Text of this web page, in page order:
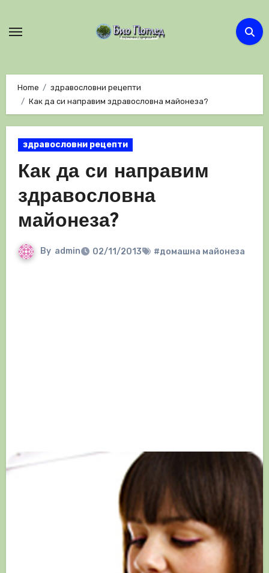
Home
здравословни рецепти
Как да си направим здравословна майонеза?
здравословни рецепти
Как да си направим
здравословна
майонеза?
By admin 02/11/2013 #домашна майонеза